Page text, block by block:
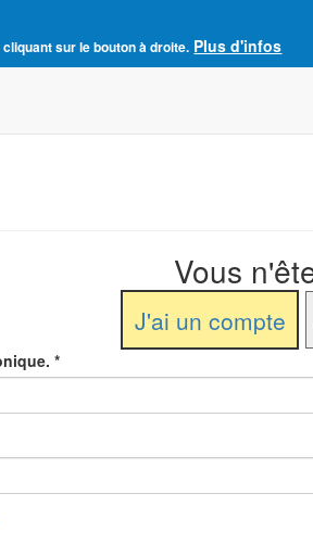
sur le bouton à droite. Plus d'infos
de France Accueil
Vous
J'ai un compte
*